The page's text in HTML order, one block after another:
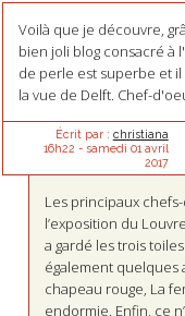
Voilà que je découvre,
bien joli blog consacré à
de perle est superbe et
la vue de Delft. Chef-
Écrit par : christiana
16h22 - samedi 01 avril
2017
Les principaux
l’exposition du
a gardé les trois
également quelques
chapeau rouge, La
endormie. Enfin, ce